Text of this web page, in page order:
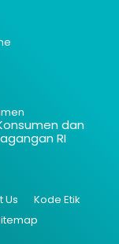
dan
RI
Us
Kode Etik